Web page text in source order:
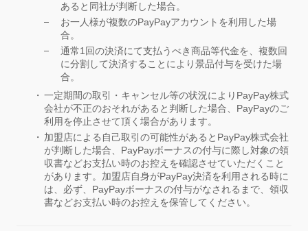
あると同社が判断した場合。
お一人様が複数のPayPayアカウントを利用した場
合。
通常1回の決済にて支払うべき商品等代金を、複数回
に分割して決済することにより景品付与を受けた場
合。
一定期間の取引・キャンセル等の状況によりPayPay株式
会社が不正のおそれがあると判断した場合、PayPayのご
利用を停止させて頂く場合があります。
加盟店による自己取引の可能性があるとPayPay株式会社
が判断した場合、PayPayボーナスの付与に際し対象の領
収書などお支払い時のお控えを確認させていただくこと
があります。加盟店自身がPayPay決済を利用される時に
は、必ず、PayPayボーナスの付与がなされるまで、領収
書などお支払い時のお控えを保管してください。